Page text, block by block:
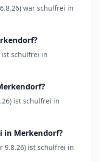
war schulfrei in
ist schulfrei in
ist schulfrei in
in Merkendorf?
9.8.26) ist schulfrei in